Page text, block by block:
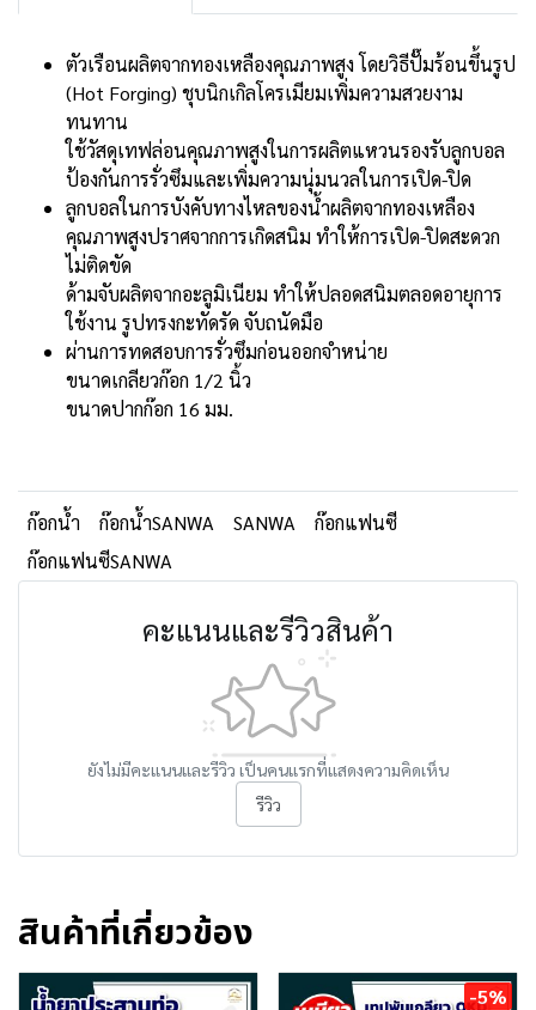
ตัวเรือนผลิตจากทองเหลืองคุณภาพสูง โดยวิธีปั๊มร้อนขึ้นรูป
(Hot Forging) ชุบนิกเกิลโครเมียมเพิ่มความสวยงาม
ทนทาน
ใช้วัสดุเทฟล่อนคุณภาพสูงในการผลิตแหวนรองรับลูกบอล
ป้องกันการรั่วซึมและเพิ่มความนุ่มนวลในการเปิด-ปิด
ลูกบอลในการบังคับทางไหลของน้ำผลิตจากทองเหลือง
คุณภาพสูงปราศจากการเกิดสนิม ทำให้การเปิด-ปิดสะดวก
ไม่ติดขัด
ด้ามจับผลิตจากอะลูมิเนียม ทำให้ปลอดสนิมตลอดอายุการ
ใช้งาน รูปทรงกะทัดรัด จับถนัดมือ
ผ่านการทดสอบการรั่วซึมก่อนออกจำหน่าย
ขนาดเกลียวก๊อก 1/2 นิ้ว
ขนาดปากก๊อก 16 มม.
ก๊อกน้ำ ก๊อกน้ำSANWA SANWA
ก๊อกแฟนซี
ก๊อกแฟนซีSANWA
คะแนนและรีวิวสินค้า
ยังไม่มีคะแนนและรีวิว เป็นคนแรกที่แสดงความคิดเห็น
รีวิว
สินค้าที่เกี่ยวข้อง
-5%